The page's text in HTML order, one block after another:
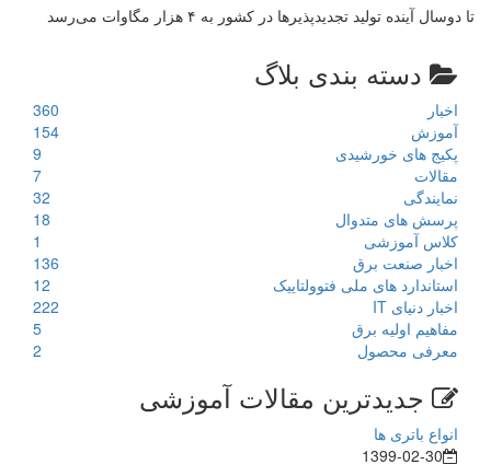
تا دوسال آینده تولید تجدیدپذیر‌ها در کشور به ۴ هزار مگاوات می‌رسد
دسته بندی بلاگ
اخبار
360
آموزش
154
پکیج های خورشیدی
9
مقالات
7
نمایندگی
32
پرسش های متدوال
18
کلاس آموزشی
1
اخبار صنعت برق
136
استاندارد های ملی فتوولتاییک
12
اخبار دنیای IT
222
مفاهیم اولیه برق
5
معرفی محصول
2
جدیدترین مقالات آموزشی
انواع باتری ها
1399-02-30